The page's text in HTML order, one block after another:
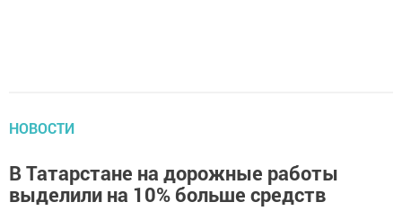
НОВОСТИ
В Татарстане на дорожные работы
выделили на 10% больше средств